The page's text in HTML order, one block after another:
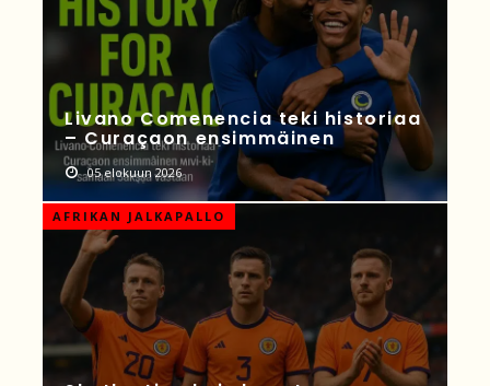
Livano Comenencia teki historiaa
– Curaçaon ensimmäinen
05 elokuun 2026
AFRIKAN JALKAPALLO